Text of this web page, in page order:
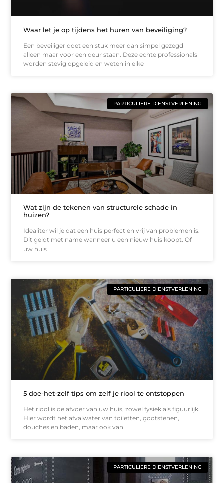
Waar let je op tijdens het huren van beveiliging?
Een beveiliger doet een stuk meer dan simpel gezegd
alleen maar voor een deur staan. Deze echte professionals
worden stevig opgeleid en weten in elke
PARTICULIERE DIENSTVERLENING
Wat zijn de tekenen van structurele schade in
huizen?
Idealiter wil je dat een huis perfect en vrij van problemen is.
Dit geldt met name wanneer u een nieuw huis koopt. Of
uw huis
PARTICULIERE DIENSTVERLENING
5 doe-het-zelf tips om zelf je riool te ontstoppen
Het riool is de afvoer van uw huis, zowel fysiek als figuurlijk.
Hier wordt het afvalwater van toiletten, gootstenen,
douches en baden, maar ook van
PARTICULIERE DIENSTVERLENING